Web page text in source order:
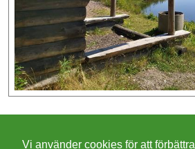
Vi använder cookies för att förbättra